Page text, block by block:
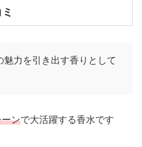
魅力を引き出す香りとして
ンで大活躍する香水です